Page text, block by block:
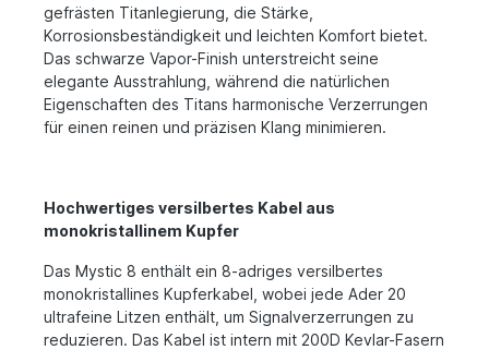
gefrästen Titanlegierung, die Stärke,
Korrosionsbeständigkeit und leichten Komfort bietet.
Das schwarze Vapor-Finish unterstreicht seine
elegante Ausstrahlung, während die natürlichen
Eigenschaften des Titans harmonische Verzerrungen
für einen reinen und präzisen Klang minimieren.
Hochwertiges versilbertes Kabel aus
monokristallinem Kupfer
Das Mystic 8 enthält ein 8-adriges versilbertes
monokristallines Kupferkabel, wobei jede Ader 20
ultrafeine Litzen enthält, um Signalverzerrungen zu
reduzieren. Das Kabel ist intern mit 200D Kevlar-Fasern